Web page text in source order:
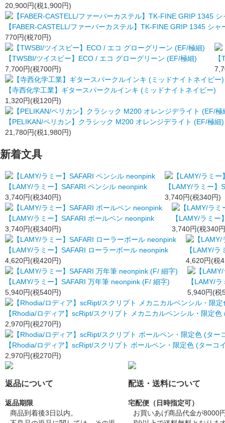
20,900円(税1,900円)
【FABER-CASTELL/ファーバーカステル】TK-FINE GRIP 1345 シ
770円(税70円)
【TWSBI/ツイスビー】ECO / エコ グローグリーン (EF/極細)
7,700円(税700円)
【寺西化学工業】ギタースパークルインキ (ミッドナイトネイビー)
1,320円(税120円)
【PELIKAN/ペリカン】クラシック M200 オレンジデライト (EF/極細)
21,780円(税1,980円)
新着文具
【LAMY/ラミー】SAFARI ペンシル neonpink
3,740円(税340円)
【LAMY/ラミー
3,740円(税340円)
【LAMY/ラミー】SAFARI ボールペン neonpink
3,740円(税340円)
【LAMY/ラミ
3,740円(税340
【LAMY/ラミー】SAFARI ローラーボール neonpink
4,620円(税420円)
【LAMY/
4,620円(税
【LAMY/ラミー】SAFARI 万年筆 neonpink (F/ 細字)
5,940円(税540円)
【LAMY/
5,940円(税
【Rhodia/ロディア】scRipt/スクリプト メカニカルペンシル・限定色
2,970円(税270円)
【Rhodia/ロディア】scRipt/スクリプト ボールペン・限定色 (ターコ
2,970円(税270円)
返品について
返品期限
商品到着後3日以内。
配送・送料について
宅配便（日時指定可）
お買いあげ商品代金が8000